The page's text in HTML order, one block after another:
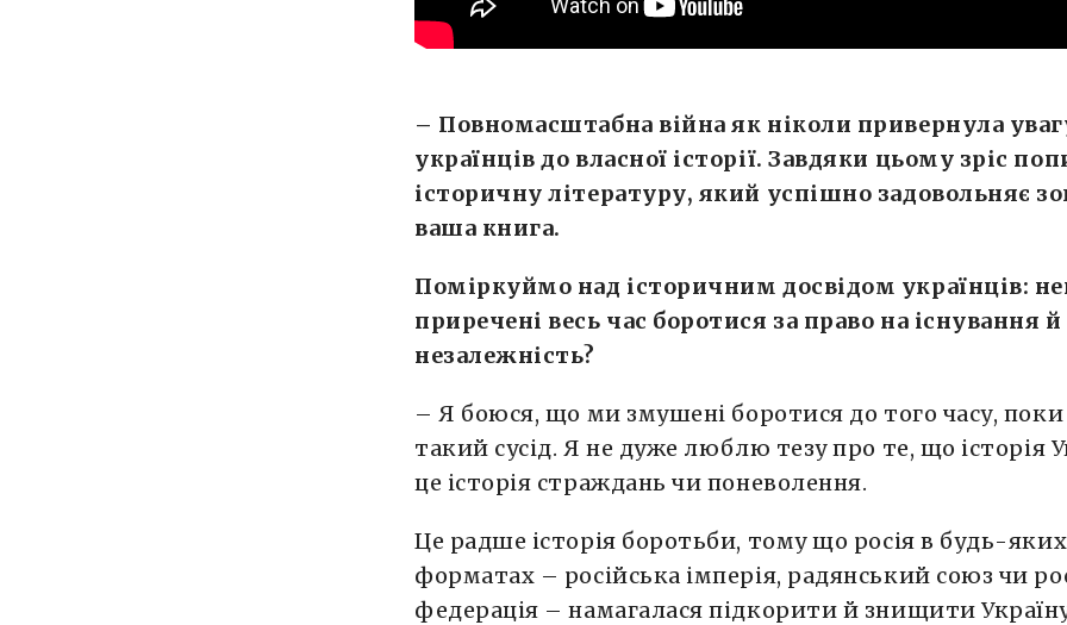
– Повномасштабна війна як ніколи привернула
українців до власної історії. Завдяки цьому зріс
історичну літературу, який успішно задовольняє
ваша книга.
Поміркуймо над історичним досвідом українців:
приречені весь час боротися за право на існування й
незалежність?
– Я боюся, що ми змушені боротися до того часу, поки
такий сусід. Я не дуже люблю тезу про те, що історія
це історія страждань чи поневолення.
Це радше історія боротьби, тому що росія в будь-яких
форматах – російська імперія, радянський союз чи
федерація – намагалася підкорити й знищити